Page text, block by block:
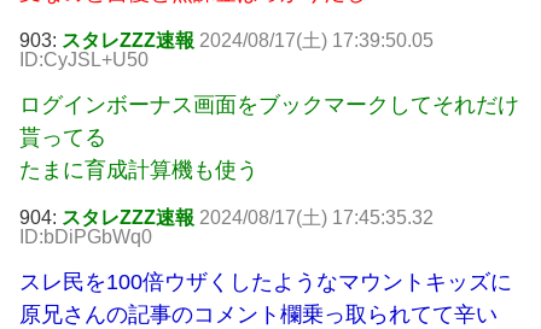
903: スタレZZZ速報 2024/08/17(土) 17:39:50.05
ID:CyJSL+U50
ログインボーナス画面をブックマークしてそれだけ
貰ってる
たまに育成計算機も使う
904: スタレZZZ速報 2024/08/17(土) 17:45:35.32
ID:bDiPGbWq0
スレ民を100倍ウザくしたようなマウントキッズに
原兄さんの記事のコメント欄乗っ取られてて辛い